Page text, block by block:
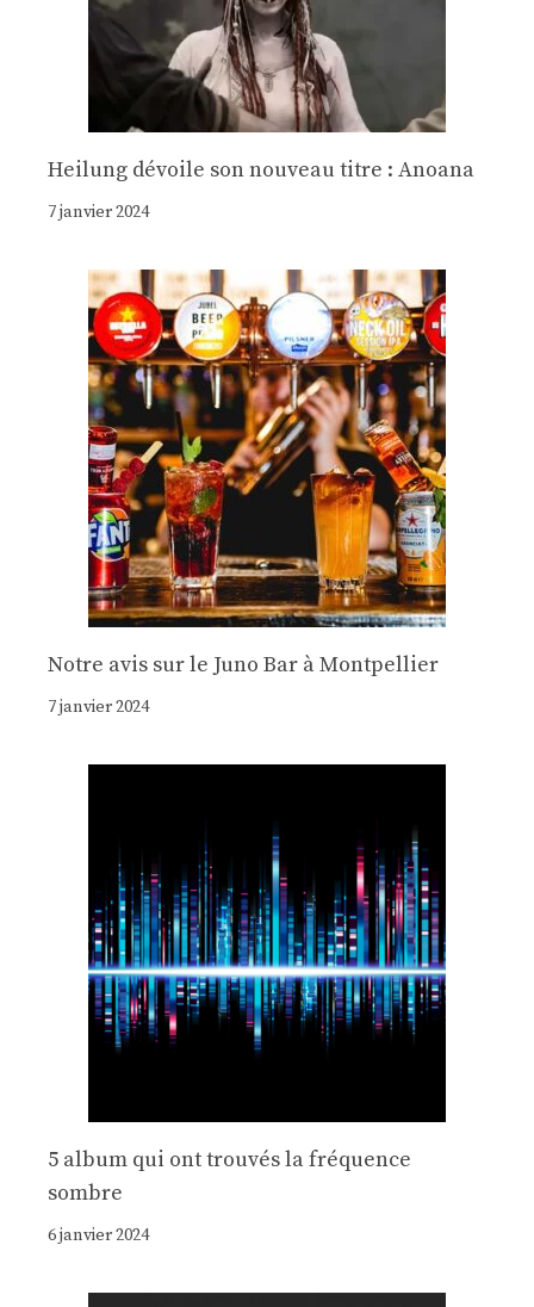
Heilung dévoile son nouveau titre : Anoana
7 janvier 2024
Notre avis sur le Juno Bar à Montpellier
7 janvier 2024
5 album qui ont trouvés la fréquence
sombre
6 janvier 2024